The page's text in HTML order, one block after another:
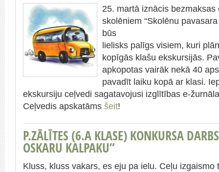
25. martā iznācis
skolēniem “Skolēnu
būs
lielisks palīgs visiem, kuri
kopīgās klašu ekskursijās.
apkopotas vairāk nekā 40
pavadīt laiku kopā ar klasi.
ekskursiju ceļvedi sagatavojusi izglītības e-
Ceļvedis apskatāms šeit!
P.ZĀLĪTES (6.A KLASE) KONKURSA
OSKARU KALPAKU”
Kluss, kluss vakars, es eju pa ielu. Ceļu izgaismo